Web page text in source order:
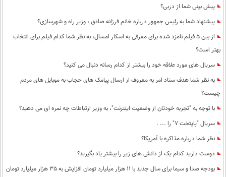
گوناگون
حوادث
سلامت
حیات وحش
سیاست خارجی
آشپزی
دانلود
پیش بینی شما از دربی؟
پیشنهاد شما به رئیس جمهور درباره خانم فرزانه صادق ، وزیر راه و شهرسازی؟
از بین 5 فیلم نامزد شده برای معرفی به اسکار امسال، به نظر شما کدام فیلم برای انتخاب
بهتر است؟
سریال های مورد علاقه خود را بیشتر از کدام رسانه دنبال می کنید؟
به نظر شما هدف ستاد امر به معروف از ارسال پیامک های حجاب به موبایل های مردم
چیست؟
با توجه به "تجربه خودتان از وضعیت اینترنت"، به وزیر ارتباطات چه نمره ای می دهید؟
سریال "پایتخت 7" را ... .
نظر شما درباره مذاکره با آمریکا؟
دوست دارید کدام یک از دانش های زیر را بیشتر یاد بگیرید؟
بودجه صدا و سیما برای سال جدید با 11 هزار میلیارد تومان افزایش به 35 هزار میلیارد تومان